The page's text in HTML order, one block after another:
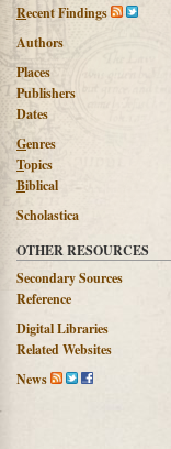
Recent Findings
Authors
Places
Publishers
Dates
Genres
Topics
Biblical
Scholastica
OTHER RESOURCES
Secondary Sources
Reference
Digital Libraries
Related Websites
News